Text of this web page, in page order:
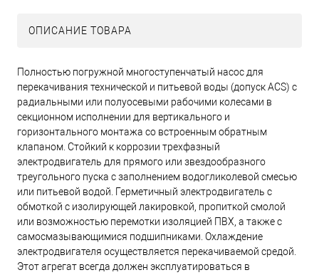
ОПИСАНИЕ ТОВАРА
Полностью погружной многоступенчатый насос для
перекачивания технической и питьевой воды (допуск ACS) с
радиальными или полуосевыми рабочими колесами в
секционном исполнении для вертикального и
горизонтального монтажа со встроенным обратным
клапаном. Стойкий к коррозии трехфазный
электродвигатель для прямого или звездообразного
треугольного пуска с заполнением водогликолевой смесью
или питьевой водой. Герметичный электродвигатель с
обмоткой с изолирующей лакировкой, пропиткой смолой
или возможностью перемотки изоляцией ПВХ, а также с
самосмазывающимися подшипниками. Охлаждение
электродвигателя осуществляется перекачиваемой средой.
Этот агрегат всегда должен эксплуатироваться в